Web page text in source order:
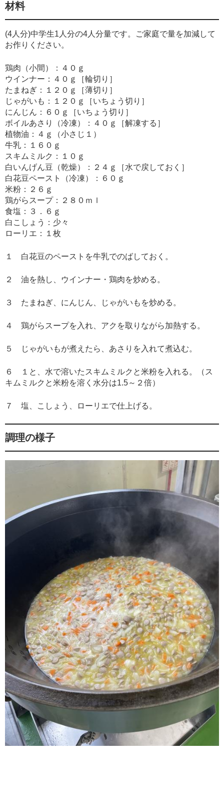
材料
(4人分)中学生1人分の4人分量です。ご家庭で量を加減して
お作りください。
鶏肉（小間）：４０ｇ
ウインナー：４０ｇ［輪切り］
たまねぎ：１２０ｇ［薄切り］
じゃがいも：１２０ｇ［いちょう切り］
にんじん：６０ｇ［いちょう切り］
ボイルあさり（冷凍）：４０ｇ［解凍する］
植物油：４ｇ（小さじ１）
牛乳：１６０ｇ
スキムミルク：１０ｇ
白いんげん豆（乾燥）：２４ｇ［水で戻しておく］
白花豆ペースト（冷凍）：６０ｇ
米粉：２６ｇ
鶏がらスープ：２８０ｍｌ
食塩：３．６ｇ
白こしょう：少々
ローリエ：１枚
１ 白花豆のペーストを牛乳でのばしておく。
２ 油を熱し、ウインナー・鶏肉を炒める。
３ たまねぎ、にんじん、じゃがいもを炒める。
４ 鶏がらスープを入れ、アクを取りながら加熱する。
５ じゃがいもが煮えたら、あさりを入れて煮込む。
６ １と、水で溶いたスキムミルクと米粉を入れる。（ス
キムミルクと米粉を溶く水分は1.5～２倍）
７ 塩、こしょう、ローリエで仕上げる。
調理の様子